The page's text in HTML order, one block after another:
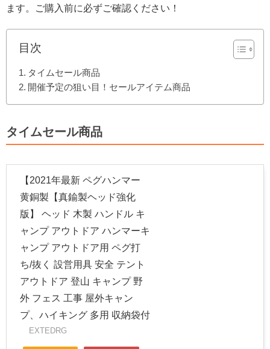
ます。ご購入前に必ずご確認ください！
目次
タイムセール商品
開催予定の狙い目！セールアイテム商品
タイムセール商品
【2021年最新 ペグハンマー
黄銅製【真鍮製ヘッド強化
版】 ヘッド 木製 ハンドル キ
ャンプ アウトドア ハンマーキ
ャンプ アウトドア用 ペグ打
ち/抜く 設営用具 安全 テント
アウトドア 登山 キャンプ 野
外 フェス 工事 屋外キャン
プ、ハイキング 多用 収納袋付
EXTEDRG